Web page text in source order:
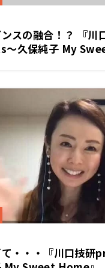
スの融合！？ 『川
久保純子 My
・・・『川口技研